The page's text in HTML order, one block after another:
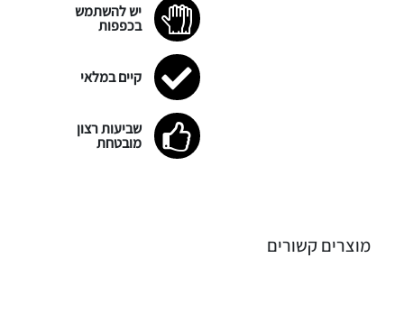
יש להשתמש
בכפפות
קיים במלאי
שביעות רצון
מובטחת
מוצרים קשורים